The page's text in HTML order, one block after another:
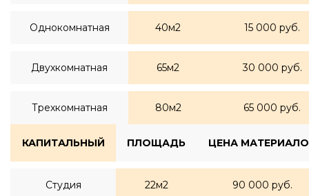
Однокомнатная 40м2 15 000 руб.
Двухкомнатная 65м2 30 000 руб.
Трехкомнатная 80м2 65 000 руб.
КАПИТАЛЬНЫЙ ПЛОЩАДЬ ЦЕНА
Студия 22м2 90 000 руб.